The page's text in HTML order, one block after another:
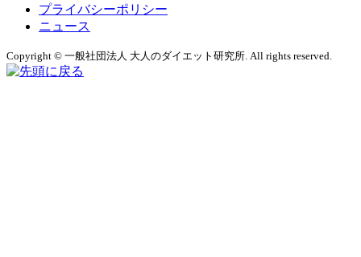
プライバシーポリシー
ニュース
Copyright © 一般社団法人 大人のダイエット研究所. All rights reserved.